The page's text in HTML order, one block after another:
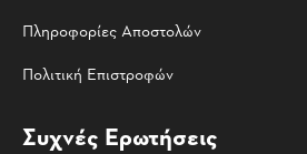
Πληροφορίες Αποστολών
Πολιτική Επιστροφών
Συχνές Ερωτήσεις